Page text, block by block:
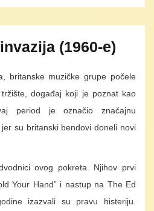
(1960-e)
britanske muzičke grupe počele
događaj koji je poznat kao
period je označio značajnu
su britanski bendovi doneli novi
ovog pokreta. Njihov prvi
Your Hand” i nastup na The Ed
izazvali su pravu histeriju.